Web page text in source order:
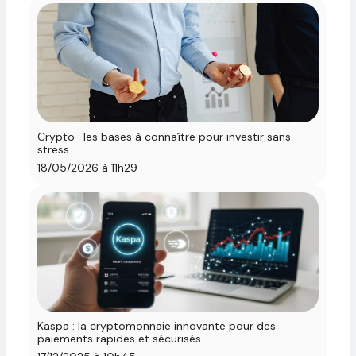
Crypto : les bases à connaître pour investir sans
stress
18/05/2026 à 11h29
Kaspa : la cryptomonnaie innovante pour des
paiements rapides et sécurisés